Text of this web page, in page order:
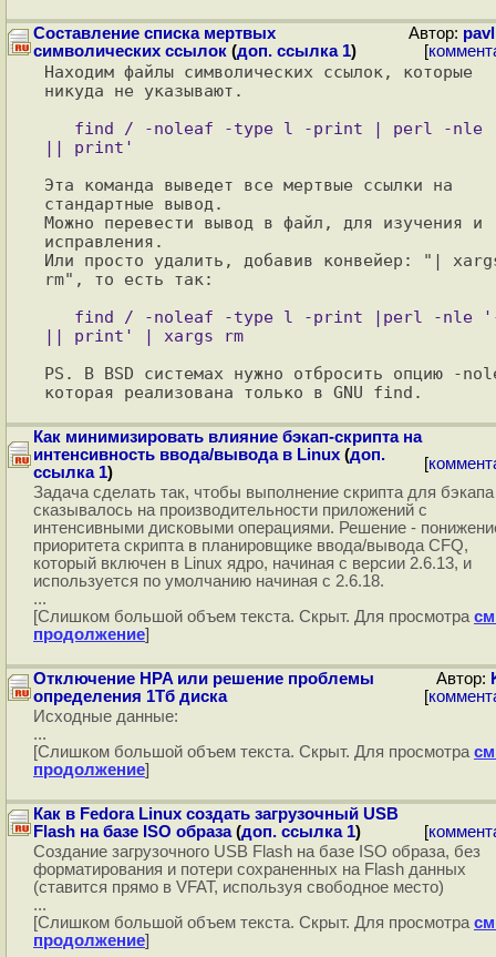
Составление списка мертвых
символических ссылок (доп. ссылка 1)
Автор:
[
Находим файлы символических ссылок, которые
никуда не указывают.
Эта команда выведет все мертвые ссылки на
стандартные вывод.
Можно перевести вывод в файл, для изучения и
исправления.
Или просто удалить, добавив конвейер: "|
rm", то есть так:
PS. В BSD системах нужно отбросить опцию -
Как минимизировать влияние бэкап-скрипта на
интенсивность ввода/вывода в Linux (доп.
ссылка 1) [
Задача сделать так, чтобы выполнение скрипта для
сказывалось на производительности приложений с
интенсивными дисковыми операциями. Решение -
приоритета скрипта в планировщике ввода/вывода CFQ,
который включен в Linux ядро, начиная с версии 2.6.13, и
используется по умолчанию начиная с 2.6.18.
...
[Слишком большой объем текста. Скрыт. Для просмотра
продолжение]
Отключение HPA или решение проблемы
определения 1Тб диска
Автор:
[
Исходные данные:
...
[Слишком большой объем текста. Скрыт. Для просмотра
продолжение]
Как в Fedora Linux создать загрузочный USB
Flash на базе ISO образа(доп. ссылка 1) [
Создание загрузочного USB Flash на базе ISO образа, без
форматирования и потери сохраненных на Flash данных
(ставится прямо в VFAT, используя свободное место)
...
[Слишком большой объем текста. Скрыт. Для просмотра
продолжение]